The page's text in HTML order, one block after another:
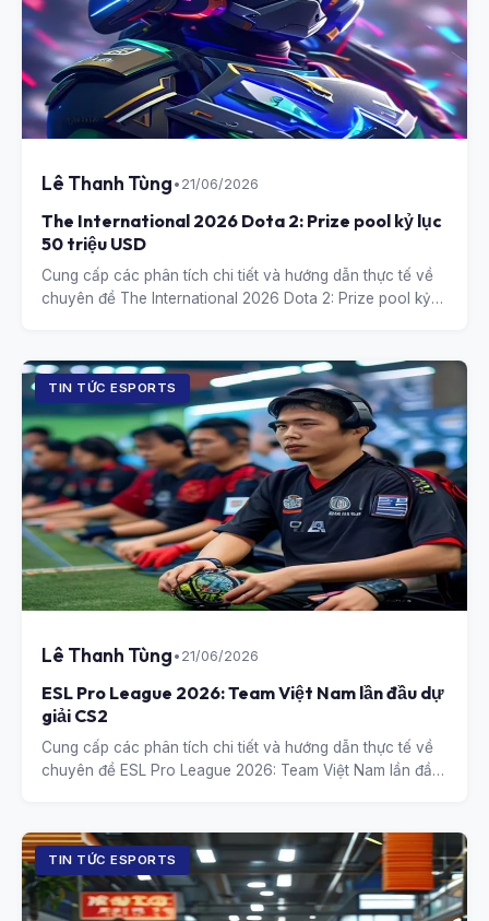
Lê Thanh Tùng • 21/06/2026
The International 2026 Dota 2: Prize pool kỷ lục
50 triệu USD
Cung cấp các phân tích chi tiết và hướng dẫn thực tế về
chuyên đề The International 2026 Dota 2: Prize pool kỷ
TIN TỨC ESPORTS
Lê Thanh Tùng • 21/06/2026
ESL Pro League 2026: Team Việt Nam lần đầu dự
giải CS2
Cung cấp các phân tích chi tiết và hướng dẫn thực tế về
chuyên đề ESL Pro League 2026: Team Việt Nam lần đầu
TIN TỨC ESPORTS